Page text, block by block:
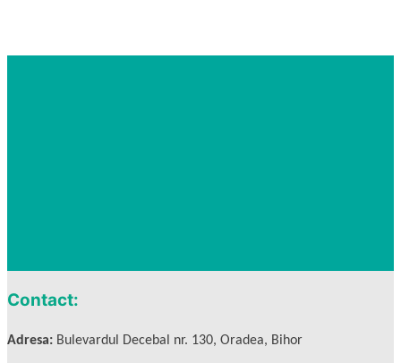
Contact:
Adresa: Bulevardul Decebal nr. 130, Oradea, Bihor